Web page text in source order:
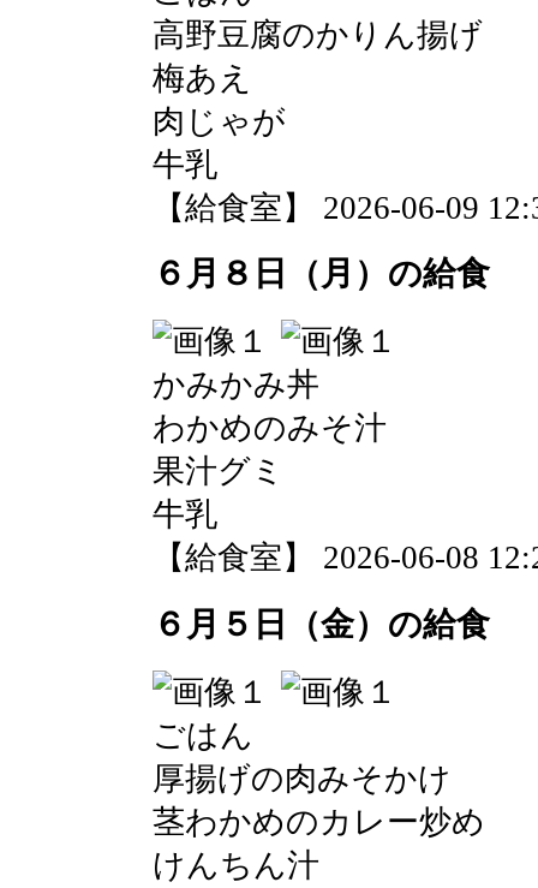
高野豆腐のかりん揚げ
梅あえ
肉じゃが
牛乳
【給食室】 2026-06-09
６月８日（月）の給食
かみかみ丼
わかめのみそ汁
果汁グミ
牛乳
【給食室】 2026-06-08
６月５日（金）の給食
ごはん
厚揚げの肉みそかけ
茎わかめのカレー炒め
けんちん汁